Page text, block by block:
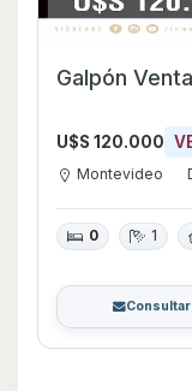
Galpón
U$S 120.000
Montevideo
0 1
Consultar